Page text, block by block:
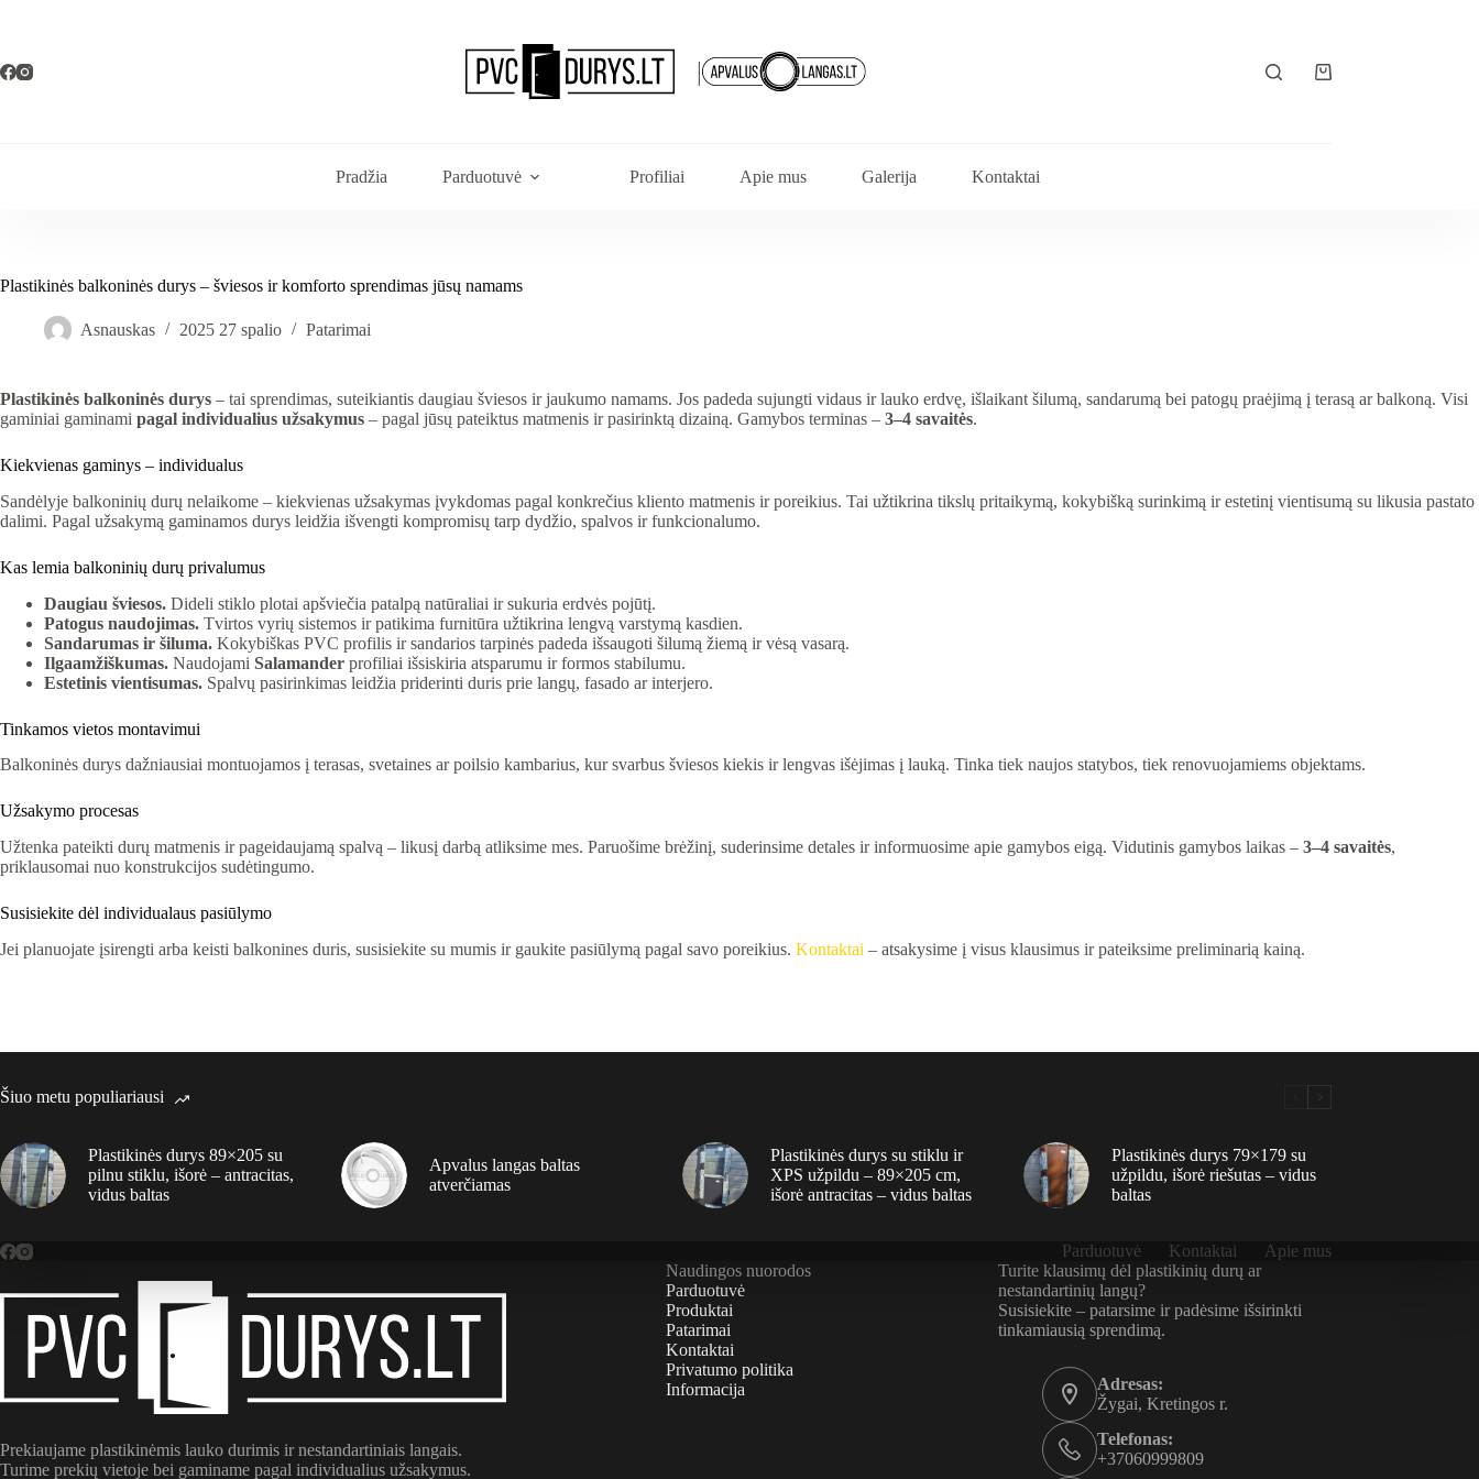
|
Pradžia Parduotuvė Profiliai Apie mus Galerija Kontaktai
Plastikinės balkoninės durys – šviesos ir komforto sprendimas jūsų namams
Asnauskas 2025 27 spalio Patarimai
Plastikinės balkoninės durys – tai sprendimas, suteikiantis daugiau šviesos ir jaukumo namams. Jos padeda sujungti vidaus ir lauko erdvę, išlaikant šilumą, sandarumą bei patogų praėjimą į terasą ar balkoną. Visi
gaminiai gaminami pagal individualius užsakymus – pagal jūsų pateiktus matmenis ir pasirinktą dizainą. Gamybos terminas – 3–4 savaitės.
Kiekvienas gaminys – individualus
Sandėlyje balkoninių durų nelaikome – kiekvienas užsakymas įvykdomas pagal konkrečius kliento matmenis ir poreikius. Tai užtikrina tikslų pritaikymą, kokybišką surinkimą ir estetinį vientisumą su likusia pastato
dalimi. Pagal užsakymą gaminamos durys leidžia išvengti kompromisų tarp dydžio, spalvos ir funkcionalumo.
Kas lemia balkoninių durų privalumus
Daugiau šviesos. Dideli stiklo plotai apšviečia patalpą natūraliai ir sukuria erdvės pojūtį.
Patogus naudojimas. Tvirtos vyrių sistemos ir patikima furnitūra užtikrina lengvą varstymą kasdien.
Sandarumas ir šiluma. Kokybiškas PVC profilis ir sandarios tarpinės padeda išsaugoti šilumą žiemą ir vėsą vasarą.
Ilgaamžiškumas. Naudojami Salamander profiliai išsiskiria atsparumu ir formos stabilumu.
Estetinis vientisumas. Spalvų pasirinkimas leidžia priderinti duris prie langų, fasado ar interjero.
Tinkamos vietos montavimui
Balkoninės durys dažniausiai montuojamos į terasas, svetaines ar poilsio kambarius, kur svarbus šviesos kiekis ir lengvas išėjimas į lauką. Tinka tiek naujos statybos, tiek renovuojamiems objektams.
Užsakymo procesas
Užtenka pateikti durų matmenis ir pageidaujamą spalvą – likusį darbą atliksime mes. Paruošime brėžinį, suderinsime detales ir informuosime apie gamybos eigą. Vidutinis gamybos laikas – 3–4 savaitės,
priklausomai nuo konstrukcijos sudėtingumo.
Susisiekite dėl individualaus pasiūlymo
Jei planuojate įsirengti arba keisti balkonines duris, susisiekite su mumis ir gaukite pasiūlymą pagal savo poreikius. Kontaktai – atsakysime į visus klausimus ir pateiksime preliminarią kainą.
Šiuo metu populiariausi
Plastikinės durys 89×205 su
pilnu stiklu, išorė – antracitas,
vidus baltas
Apvalus langas baltas
atverčiamas
Plastikinės durys su stiklu ir
XPS užpildu – 89×205 cm,
išorė antracitas – vidus baltas
Plastikinės durys 79×179 su
užpildu, išorė riešutas – vidus
baltas
Parduotuvė Kontaktai Apie mus
Prekiaujame plastikinėmis lauko durimis ir nestandartiniais langais.
Turime prekių vietoje bei gaminame pagal individualius užsakymus.
Naudingos nuorodos
Parduotuvė
Produktai
Patarimai
Kontaktai
Privatumo politika
Informacija
Turite klausimų dėl plastikinių durų ar
nestandartinių langų?
Susisiekite – patarsime ir padėsime išsirinkti
tinkamiausią sprendimą.
Adresas:
Žygai, Kretingos r.
Telefonas:
+37060999809